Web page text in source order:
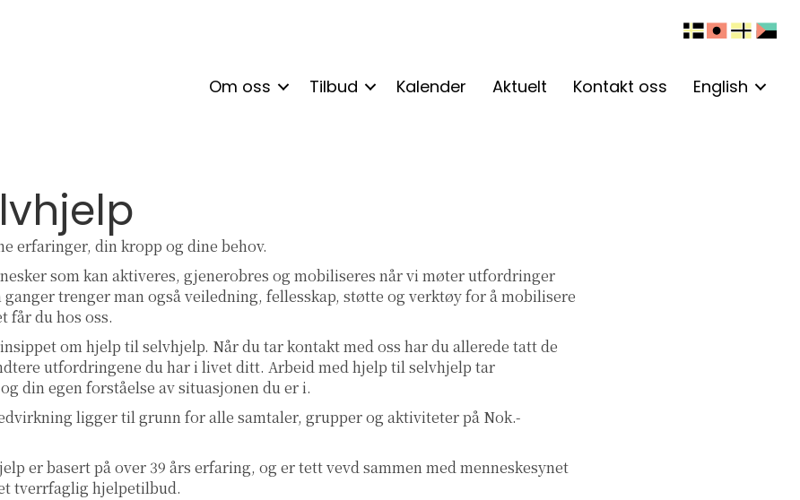
Om oss Tilbud Kalender Aktuelt Kontakt oss English
erfaringer, din kropp og dine behov.
som kan aktiveres, gjenerobres og mobiliseres når vi møter utfordringer
trenger man også veiledning, fellesskap, støtte og verktøy for å mobilisere
får du hos oss.
om hjelp til selvhjelp. Når du tar kontakt med oss har du allerede tatt de
utfordringene du har i livet ditt. Arbeid med hjelp til selvhjelp tar
din egen forståelse av situasjonen du er i.
ligger til grunn for alle samtaler, grupper og aktiviteter på Nok.-
er basert på over 39 års erfaring, og er tett vevd sammen med menneskesynet
tverrfaglig hjelpetilbud.